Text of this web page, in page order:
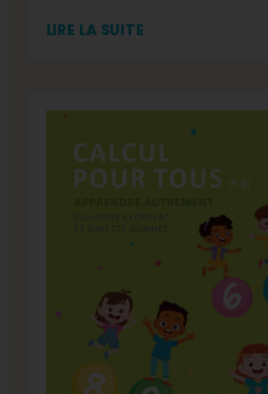
LIRE LA SUITE